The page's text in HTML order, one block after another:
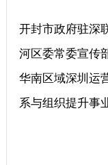
开封市政府驻深
河区委常委宣传
华南区域深圳运
系与组织提升事